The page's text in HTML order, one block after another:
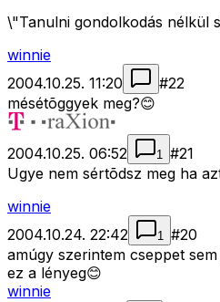
\"Tanulni gondolkodás nélkül
winnie
2004.10.25. 11:20
#22
mésétõggyek meg?😊
2004.10.25. 06:52 1 #21
Ugye nem sértõdsz meg ha
winnie
2004.10.24. 22:42
1 #20
amúgy szerintem cseppet
ez a lényeg😊
winnie